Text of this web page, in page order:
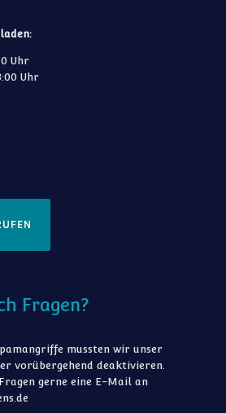
Uhr
Uhr
Fragen?
mussten wir unser
vorübergehend deaktivieren.
gerne eine E-Mail an